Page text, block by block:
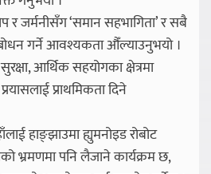
र जर्मनीसँग ‘समान सहभागिता’ र सबै
गर्ने आवश्यकता औँल्याउनुभयो ।
आर्थिक सहयोगका क्षेत्रमा
प्राथमिकता दिने
हाङ्झाउमा ह्युमनोइड रोबोट
भ्रमणमा पनि लैजाने कार्यक्रम छ,